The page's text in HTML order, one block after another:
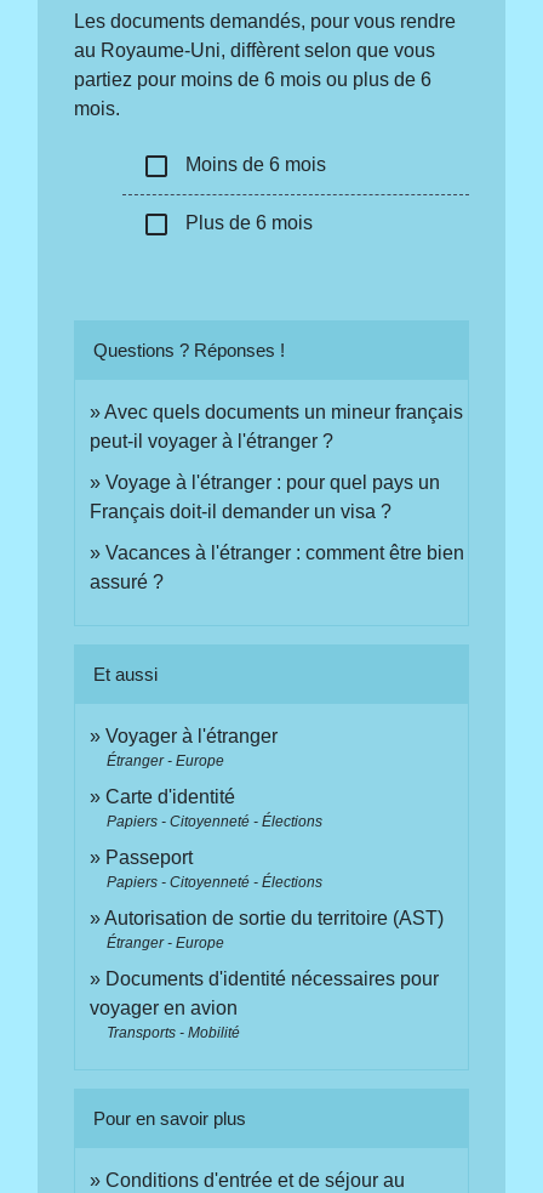
Les documents demandés, pour vous rendre
au Royaume-Uni, diffèrent selon que vous
partiez pour moins de 6 mois ou plus de 6
mois.
check_box_outline_blank Moins de 6 mois
check_box_outline_blank Plus de 6 mois
Questions ? Réponses !
Avec quels documents un mineur français
peut-il voyager à l'étranger ?
Voyage à l'étranger : pour quel pays un
Français doit-il demander un visa ?
Vacances à l'étranger : comment être bien
assuré ?
Et aussi
Voyager à l'étranger
Étranger - Europe
Carte d'identité
Papiers - Citoyenneté - Élections
Passeport
Papiers - Citoyenneté - Élections
Autorisation de sortie du territoire (AST)
Étranger - Europe
Documents d'identité nécessaires pour
voyager en avion
Transports - Mobilité
Pour en savoir plus
Conditions d'entrée et de séjour au